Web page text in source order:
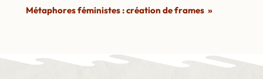
Métaphores féministes : création de frames»